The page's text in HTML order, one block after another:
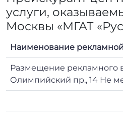
услуги,
Москвы «МГАТ
Наименование рекламной
Размещение рекламного
Олимпийский пр., 14 Не